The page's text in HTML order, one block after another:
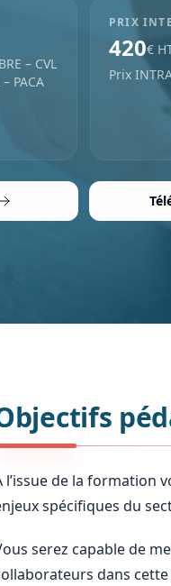
– CVL
PACA
PRIX
420€
Prix
l’issue de la formation
spécifiques du
serez capable de
dans